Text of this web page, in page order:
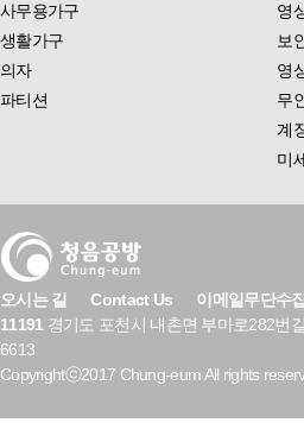
사무용가구
생활가구
의자
파티션
영
보
영
무
계
미
오시는 길 Contact Us 이메일무단수
11191 경기도 포천시 내촌면 부마로282번
6613
Copyrightⓒ2017 Chung-eum All rights